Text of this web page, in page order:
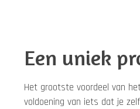
Een uniek
Het grootste voordeel van
voldoening van iets dat je